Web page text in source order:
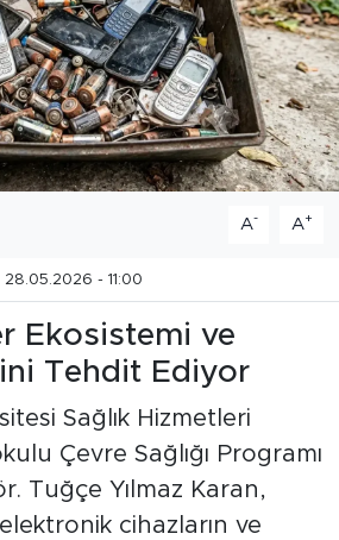
A- A+
28.05.2026 - 11:00
Ekosistemi ve
Tehdit Ediyor
Sağlık Hizmetleri
Çevre Sağlığı Programı
Tuğçe Yılmaz Karan,
cihazların ve